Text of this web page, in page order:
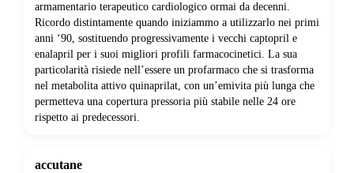
armamentario terapeutico cardiologico ormai da decenni.
Ricordo distintamente quando iniziammo a utilizzarlo nei primi
anni ‘90, sostituendo progressivamente i vecchi captopril e
enalapril per i suoi migliori profili farmacocinetici. La sua
particolarità risiede nell’essere un profarmaco che si trasforma
nel metabolita attivo quinaprilat, con un’emivita più lunga che
permetteva una copertura pressoria più stabile nelle 24 ore
rispetto ai predecessori.
accutane